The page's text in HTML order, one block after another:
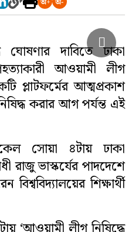
দাবিতে ঢাকা
আওয়ামী লীগ
প্লাটফর্মের আত্মপ্রকাশ
করার আগ পর্যন্ত এই
সোয়া ৪টায় ঢাকা
রাজু ভাস্কর্যের পাদদেশে
শিক্ষার্থী